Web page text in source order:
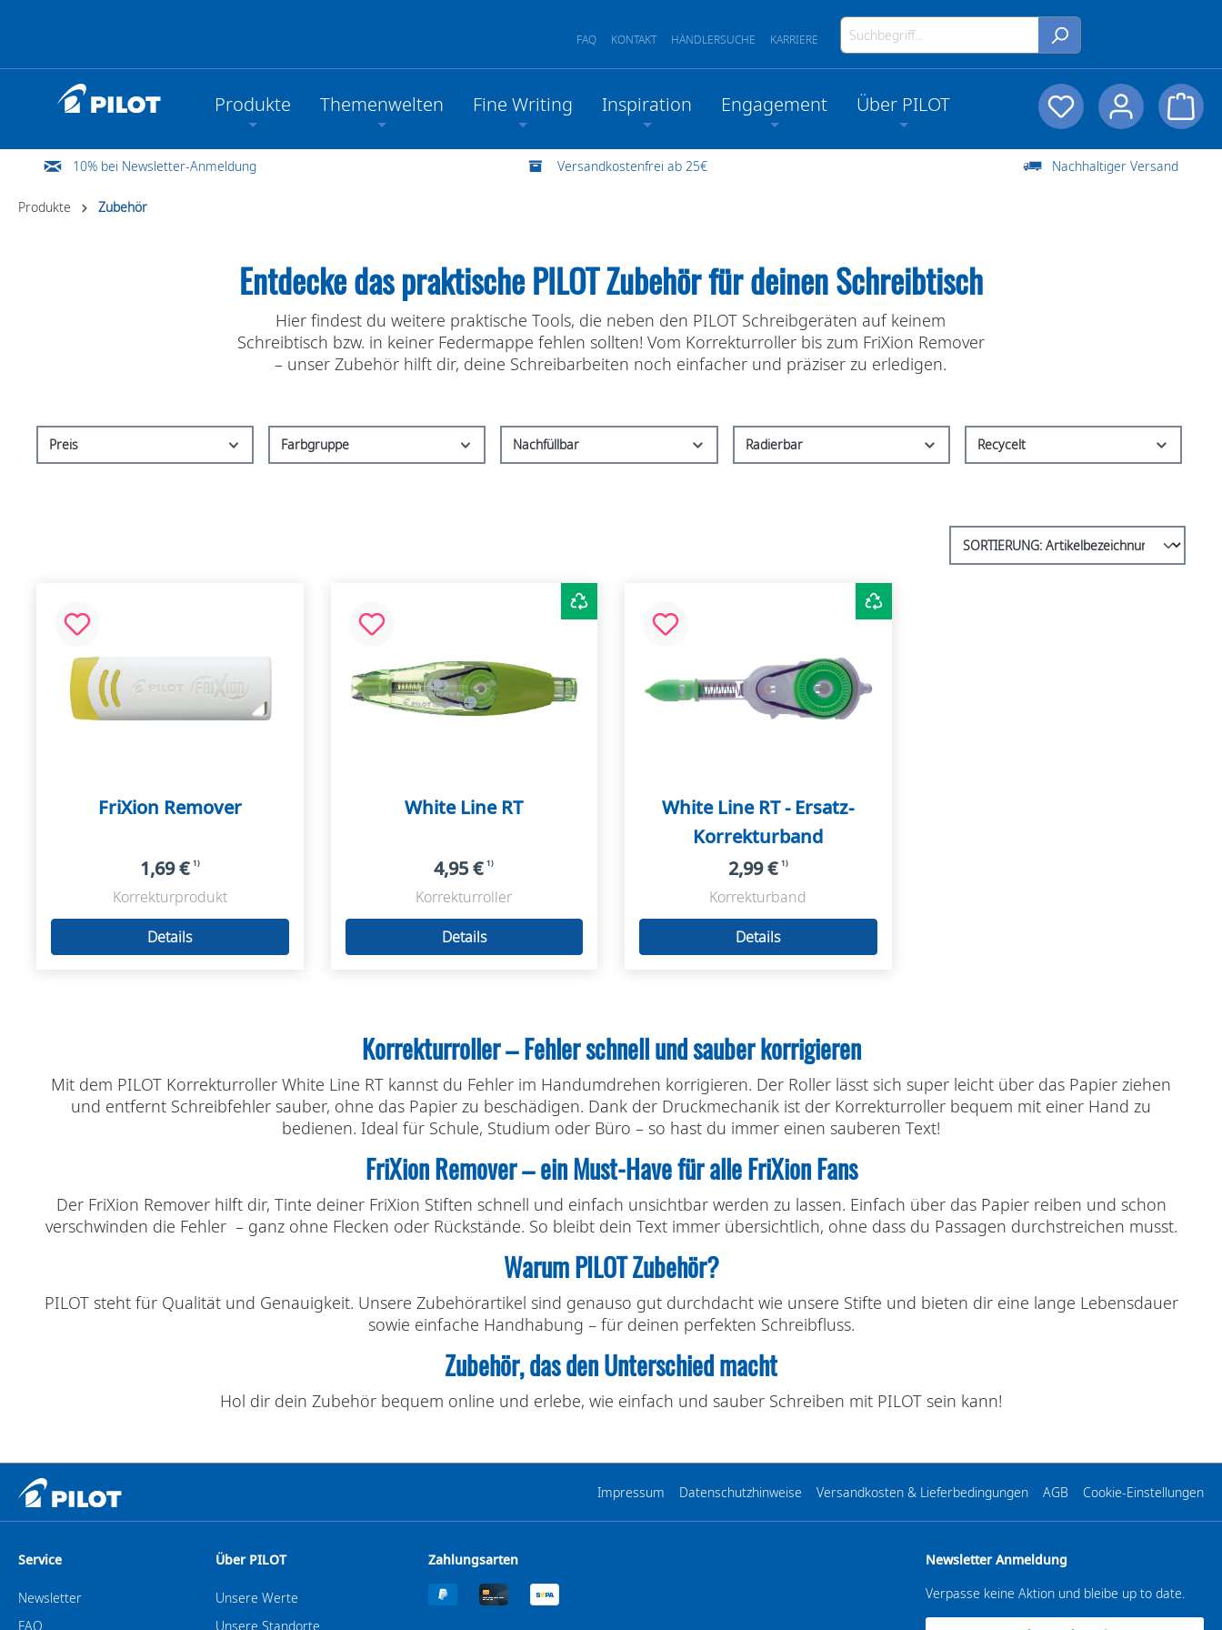
KARRIERE
HÄNDLERSUCHE
KONTAKT
FAQ
Produkte Themenwelten Fine Writing Inspiration Engagement Über PILOT
10% bei Newsletter-Anmeldung Versandkostenfrei ab 25€ Nachhaltiger Versand
Produkte Zubehör
Entdecke das praktische PILOT Zubehör für deinen Schreibtisch
Hier findest du weitere praktische Tools, die neben den PILOT Schreibgeräten auf keinem
Schreibtisch bzw. in keiner Federmappe fehlen sollten! Vom Korrekturroller bis zum FriXion Remover
– unser Zubehör hilft dir, deine Schreibarbeiten noch einfacher und präziser zu erledigen.
Preis Farbgruppe Nachfüllbar Radierbar Recycelt
FriXion Remover
1,69 € 1)
Korrekturprodukt
Details
White Line RT
4,95 € 1)
Korrekturroller
Details
White Line RT - Ersatz-
Korrekturband
2,99 € 1)
Korrekturband
Details
Korrekturroller – Fehler schnell und sauber korrigieren
Mit dem PILOT Korrekturroller White Line RT kannst du Fehler im Handumdrehen korrigieren. Der Roller lässt sich super leicht über das Papier ziehen
und entfernt Schreibfehler sauber, ohne das Papier zu beschädigen. Dank der Druckmechanik ist der Korrekturroller bequem mit einer Hand zu
bedienen. Ideal für Schule, Studium oder Büro – so hast du immer einen sauberen Text!
FriXion Remover – ein Must-Have für alle FriXion Fans
Der FriXion Remover hilft dir, Tinte deiner FriXion Stiften schnell und einfach unsichtbar werden zu lassen. Einfach über das Papier reiben und schon
verschwinden die Fehler – ganz ohne Flecken oder Rückstände. So bleibt dein Text immer übersichtlich, ohne dass du Passagen durchstreichen musst.
Warum PILOT Zubehör?
PILOT steht für Qualität und Genauigkeit. Unsere Zubehörartikel sind genauso gut durchdacht wie unsere Stifte und bieten dir eine lange Lebensdauer
sowie einfache Handhabung – für deinen perfekten Schreibfluss.
Zubehör, das den Unterschied macht
Hol dir dein Zubehör bequem online und erlebe, wie einfach und sauber Schreiben mit PILOT sein kann!
Impressum Datenschutzhinweise Versandkosten & Lieferbedingungen AGB Cookie-Einstellungen
Newsletter Anmeldung
Verpasse keine Aktion und bleibe up to date.
Service
Newsletter
FAQ
Über PILOT
Unsere Werte
Unsere Standorte
Zahlungsarten